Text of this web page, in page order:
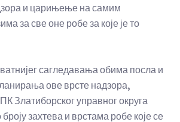
и царињење на самим
за све оне робе за које је то
сагледавања обима посла и
ове врсте надзора,
Златиборског управног округа
захтева и врстама робе које се